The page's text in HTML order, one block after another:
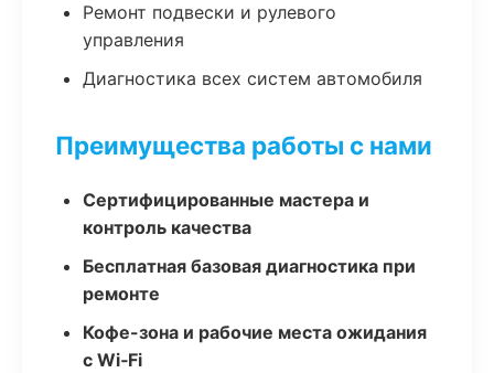
Ремонт подвески и рулевого
управления
Диагностика всех систем автомобиля
Преимущества работы с нами
Сертифицированные мастера и
контроль качества
Бесплатная базовая диагностика при
ремонте
Кофе-зона и рабочие места ожидания
с Wi‑Fi